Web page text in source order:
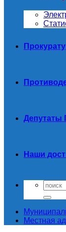
Депутаты
Наши
Местная